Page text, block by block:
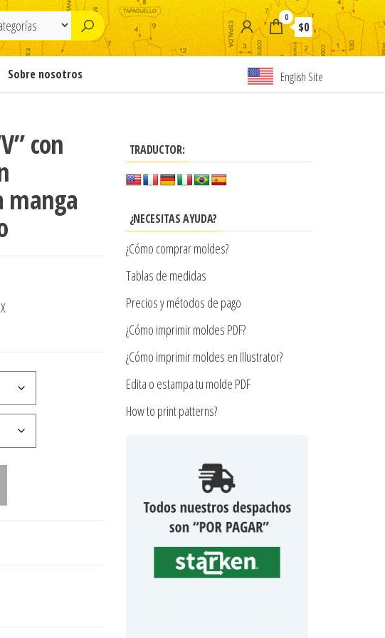
0
$0
Sobre nosotros English Site
con
manga
TRADUCTOR:
¿NECESITAS AYUDA?
¿Cómo comprar moldes?
Tablas de medidas
Precios y métodos de pago
¿Cómo imprimir moldes PDF?
¿Cómo imprimir moldes en Illustrator?
Edita o estampa tu molde PDF
How to print patterns?